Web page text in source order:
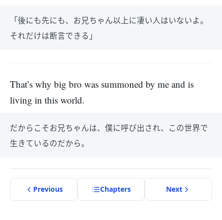
「後にも先にも、お兄ちゃん以上に凄い人はいないよ。
それだけは断言できる」
That’s why big bro was summoned by me and is
living in this world.
だからこそお兄ちゃんは、僕に呼び出され、この世界で
生きているのだから。
Previous Chapters Next